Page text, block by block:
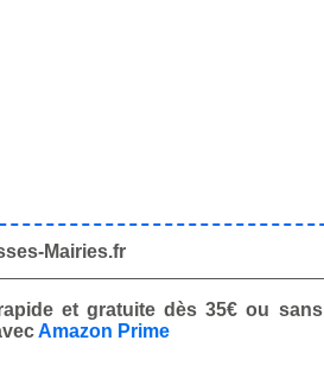
Mairies.fr
et gratuite dès 35€ ou sans
Amazon Prime